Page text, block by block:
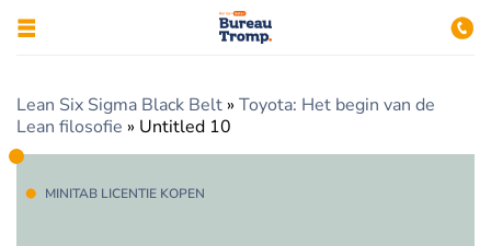
Lean Six Sigma Black Belt » Toyota: Het begin van de
Lean filosofie » Untitled 10
MINITAB LICENTIE KOPEN